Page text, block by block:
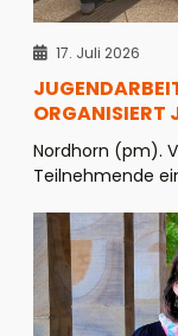
17. Juli 2026
ORGANISIERT
Nordhorn (pm).
Teilnehmende